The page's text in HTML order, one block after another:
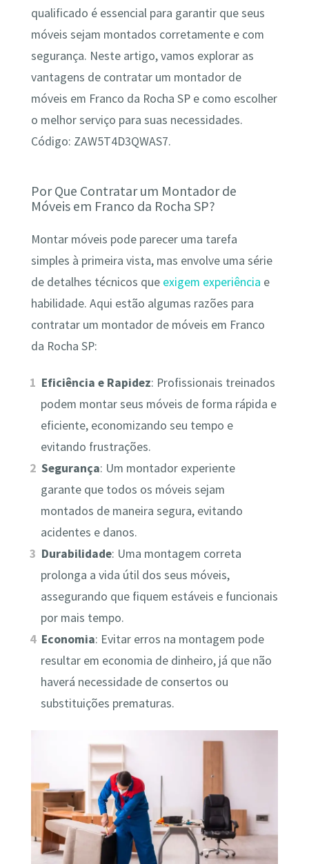
qualificado é essencial para garantir que seus
móveis sejam montados corretamente e com
segurança. Neste artigo, vamos explorar as
vantagens de contratar um montador de
móveis em Franco da Rocha SP e como escolher
o melhor serviço para suas necessidades.
Código: ZAW5T4D3QWAS7.
Por Que Contratar um Montador de
Móveis em Franco da Rocha SP?
Montar móveis pode parecer uma tarefa
simples à primeira vista, mas envolve uma série
de detalhes técnicos que exigem experiência e
habilidade. Aqui estão algumas razões para
contratar um montador de móveis em Franco
da Rocha SP:
Eficiência e Rapidez: Profissionais treinados
podem montar seus móveis de forma rápida e
eficiente, economizando seu tempo e
evitando frustrações.
Segurança: Um montador experiente
garante que todos os móveis sejam
montados de maneira segura, evitando
acidentes e danos.
Durabilidade: Uma montagem correta
prolonga a vida útil dos seus móveis,
assegurando que fiquem estáveis e funcionais
por mais tempo.
Economia: Evitar erros na montagem pode
resultar em economia de dinheiro, já que não
haverá necessidade de consertos ou
substituições prematuras.